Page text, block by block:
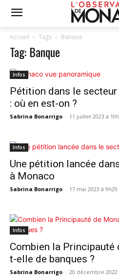
Accueil Tags Banque
Tag: Banque
Infos
Pétition dans le
: où en est-on ?
Sabrina Bonarrigo - 11 juillet 2023 à
Infos
Une pétition lancée
à Monaco
Sabrina Bonarrigo - 17 mai 2023 à 9h29
Infos
Combien la
t-elle de banques ?
Sabrina Bonarrigo - 20 décembre 2022